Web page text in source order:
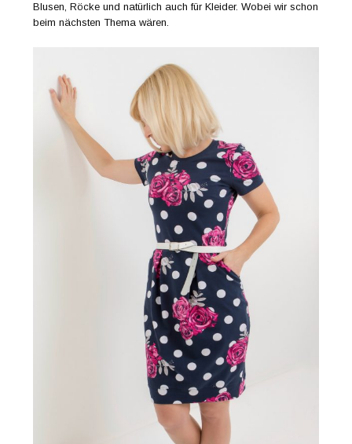
Blusen, Röcke und natürlich auch für Kleider. Wobei wir schon
beim nächsten Thema wären.